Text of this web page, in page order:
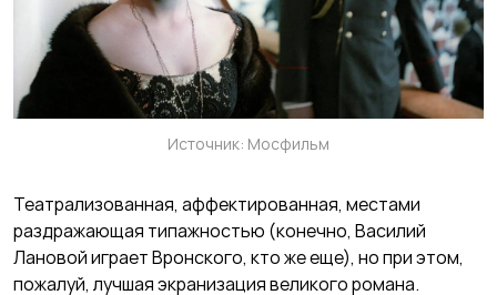
Источник: Мосфильм
Театрализованная, аффектированная, местами
раздражающая типажностью (конечно, Василий
Лановой играет Вронского, кто же еще), но при этом,
пожалуй, лучшая экранизация великого романа.